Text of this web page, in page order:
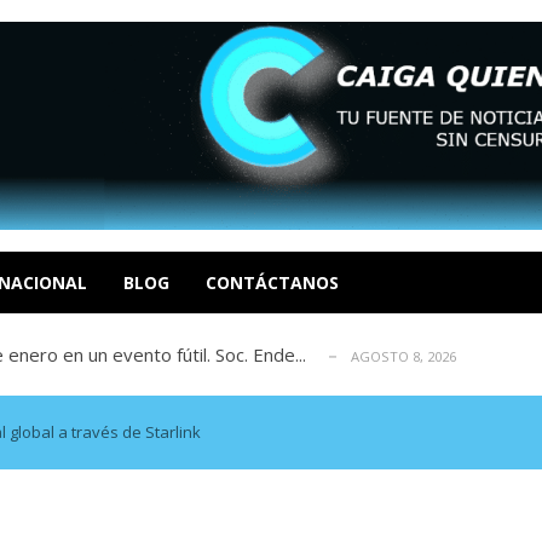
BLOG CONTÁCTANOS
R AGOSTO 8, 2026
Realpolitik y el Desmante... AGOSTO 8, 2026
García AGOSTO 7, 2026
en un evento fútil. Soc. Ende...
Luis Centeno S AGOSTO 8, 2026
R AGOSTO 8, 2026
Realpolitik y el Desmante...
García AGOSTO 7, 2026
global a través de Starlink